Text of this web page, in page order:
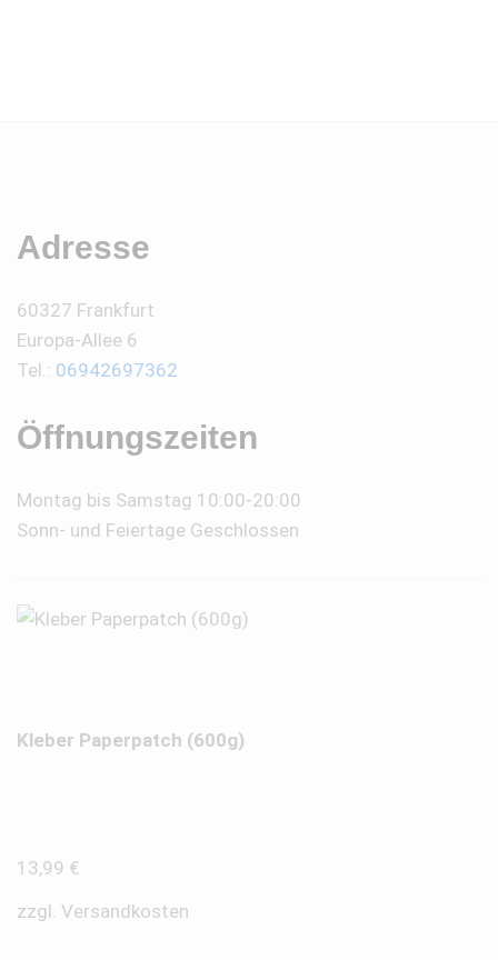
Adresse
60327 Frankfurt
Europa-Allee 6
Tel.: 06942697362
Öffnungszeiten
Montag bis Samstag 10:00-20:00
Sonn- und Feiertage Geschlossen
Kleber Paperpatch (600g)
13,99 €
zzgl. Versandkosten